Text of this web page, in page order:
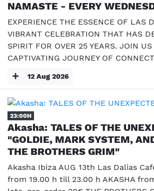
NAMASTE - EVERY
EXPERIENCE THE ESSENCE OF LAS
VIBRANT CELEBRATION THAT HAS
SPIRIT FOR OVER 25 YEARS. JOIN
CAPTIVATING JOURNEY OF
12 Aug 2026
23:00H
Akasha: TALES OF THE
"GOLDIE, MARK SYSTEM,
THE BROTHERS GRIM"
Akasha Ibiza AUG 13th Las Dalias
from 19.00 h till 23.00 h AKASHA